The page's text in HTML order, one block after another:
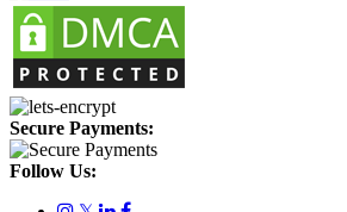
Secure Payments:
Follow Us: